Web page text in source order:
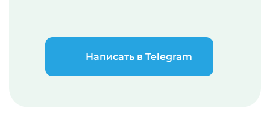
Написать в Telegram